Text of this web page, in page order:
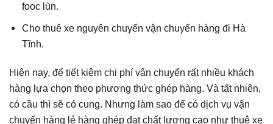
fooc lùn.
Cho thuê xe nguyên chuyến vận chuyển hàng đi Hà
Tĩnh.
Hiện nay, để tiết kiệm chi phí vận chuyển rất nhiều khách
hàng lựa chọn theo phương thức ghép hàng. Và tất nhiên,
có cầu thì sẽ có cung. Nhưng làm sao để có dịch vụ vận
chuyển hàng lẻ hàng ghép đạt chất lượng cao như thuê xe